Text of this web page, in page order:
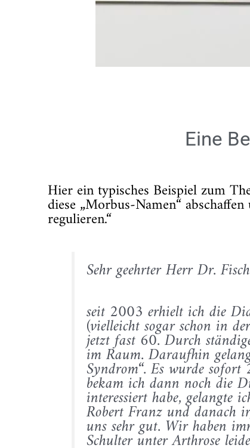
Eine
Hier ein typisches Beispiel zum
diese „Morbus-Namen“
regulieren.“
Sehr geehrter Herr Dr.
seit 2003 erhielt ich die
(vielleicht sogar schon in
jetzt fast 60. Durch
im Raum. Daraufhin
Syndrom“. Es wurde
bekam ich dann noch die
interessiert habe,
Robert Franz und danach
uns sehr gut. Wir haben
Schulter unter Arthrose